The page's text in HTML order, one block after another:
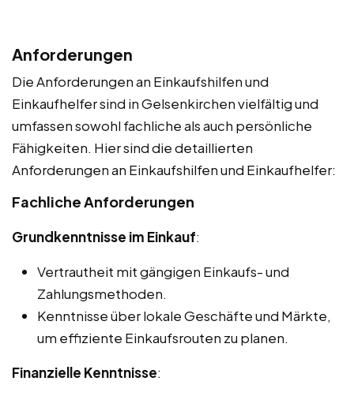
Anforderungen
Die Anforderungen an Einkaufshilfen und
Einkaufhelfer sind in Gelsenkirchen vielfältig und
umfassen sowohl fachliche als auch persönliche
Fähigkeiten. Hier sind die detaillierten
Anforderungen an Einkaufshilfen und Einkaufhelfer:
Fachliche Anforderungen
Grundkenntnisse im Einkauf:
Vertrautheit mit gängigen Einkaufs- und
Zahlungsmethoden.
Kenntnisse über lokale Geschäfte und Märkte,
um effiziente Einkaufsrouten zu planen.
Finanzielle Kenntnisse: